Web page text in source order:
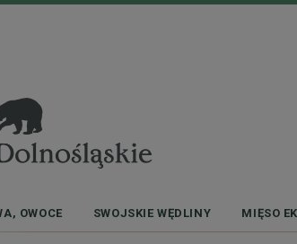
OWOCE SWOJSKIE WĘDLINY MIĘSO